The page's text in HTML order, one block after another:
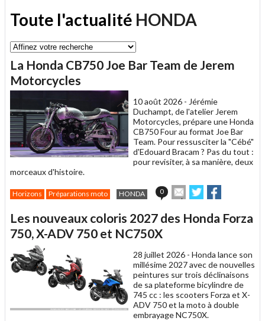
Toute l'actualité HONDA
La Honda CB750 Joe Bar Team de Jerem
Motorcycles
10 août 2026 - Jérémie
Duchampt, de l'atelier Jerem
Motorcycles, prépare une Honda
CB750 Four au format Joe Bar
Team. Pour ressusciter la "Cébé"
d'Edouard Bracam ? Pas du tout :
pour revisiter, à sa manière, deux
morceaux d'histoire.
Horizons Préparations moto HONDA 0
Envoyer
cet
à
Partager
sur sur
Les nouveaux coloris 2027 des Honda Forza
750, X-ADV 750 et NC750X
28 juillet 2026 - Honda lance son
millésime 2027 avec de nouvelles
peintures sur trois déclinaisons
de sa plateforme bicylindre de
745 cc : les scooters Forza et X-
ADV 750 et la moto à double
embrayage NC750X.